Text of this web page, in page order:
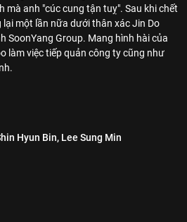
mà anh "cúc cung tận tuỵ". Sau khi chết
lại một lần nữa dưới thân xác Jin Do
SoonYang Group. Mang hình hài của
làm việc tiếp quản công ty cũng như
Hyun Bin, Lee Sung Min